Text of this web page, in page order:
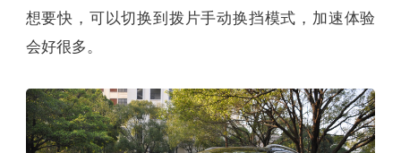
想要快，可以切换到拨片手动换挡模式，加速体验
会好很多。